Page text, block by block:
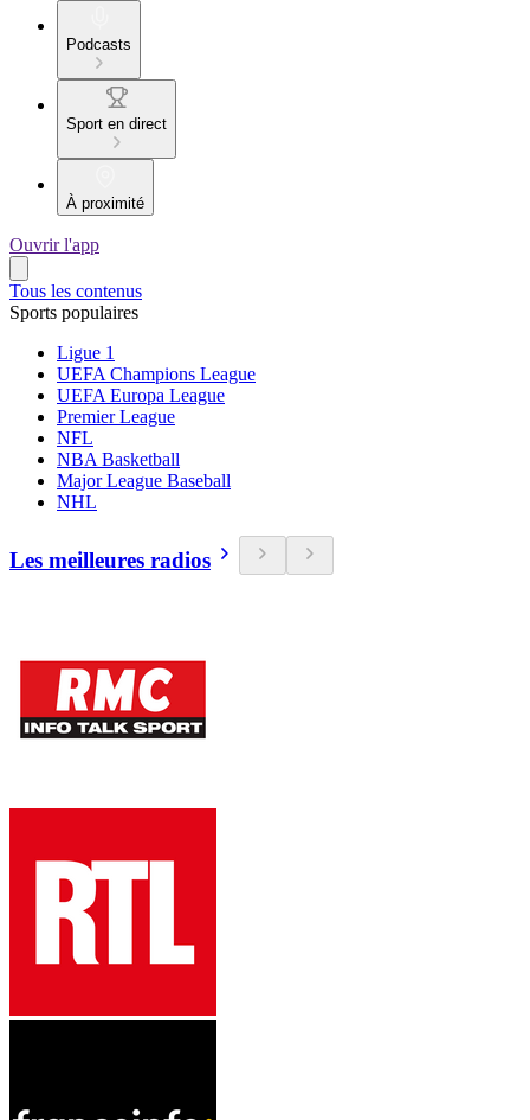
Podcasts
Sport en direct
À proximité
Ouvrir l'app
Tous les contenus
Sports populaires
Ligue 1
UEFA Champions League
UEFA Europa League
Premier League
NFL
NBA Basketball
Major League Baseball
NHL
Les meilleures radios